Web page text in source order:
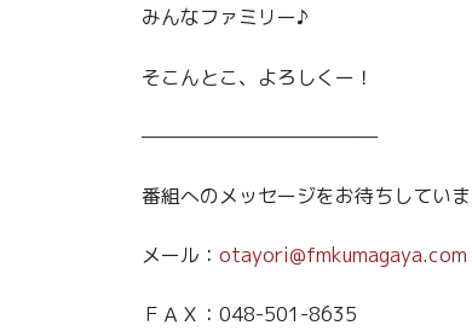
みんなファミリー♪
そこんとこ、よろしくー！
—————————————
番組へのメッセージをお待ちしてい
メール： otayori@fmkumagaya.com
ＦＡＸ：048-501-8635